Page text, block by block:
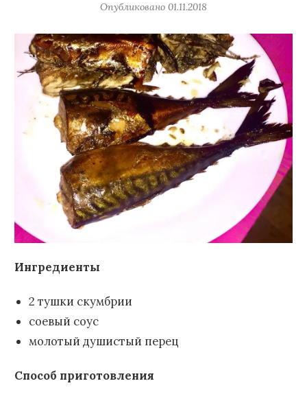
Опубликовано 01.11.2018
Ингредиенты
2 тушки скумбрии
соевый соус
молотый душистый перец
Способ приготовления